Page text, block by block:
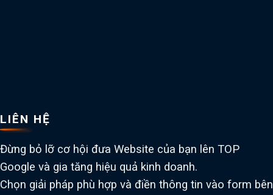
LIÊN HỆ
Đừng bỏ lỡ cơ hội đưa Website của bạn lên TOP
Google và gia tăng hiệu quả kinh doanh.
Chọn giải pháp phù hợp và điền thông tin vào form bên